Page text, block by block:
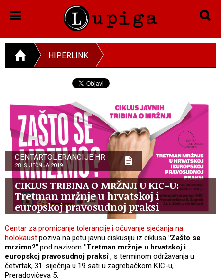
HIPERLINK
CENTARTOLERANCIJE.HR
28. SIJEČNJA 2019.
CIKLUS TRIBINA O MRŽNJI U KIC-U:
Tretman mržnje u hrvatskoj i
europskoj pravosudnoj praksi
Centar za promicanje tolerancije i očuvanje sjećanja na
holokaust poziva na petu javnu diskusiju iz ciklusa "Zašto se
mrzimo?" pod nazivom "Tretman mržnje u hrvatskoj i
europskoj pravosudnoj praksi", s terminom održavanja u
četvrtak, 31. siječnja u 19 sati u zagrebačkom KIC-u,
Preradovićeva 5.